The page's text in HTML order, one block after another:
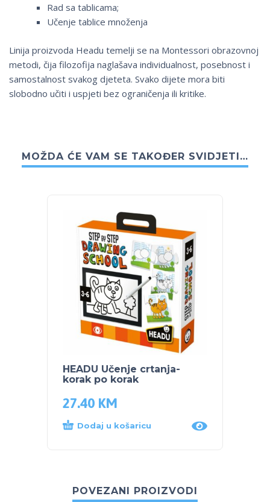
Rad sa tablicama;
Učenje tablice množenja
Linija proizvoda Headu temelji se na Montessori obrazovnoj
metodi, čija filozofija naglašava individualnost, posebnost i
samostalnost svakog djeteta. Svako dijete mora biti
slobodno učiti i uspjeti bez ograničenja ili kritike.
MOŽDA ĆE VAM SE TAKOĐER SVIDJETI…
HEADU Učenje crtanja-
korak po korak
27.40 KM
Dodaj u košaricu
POVEZANI PROIZVODI